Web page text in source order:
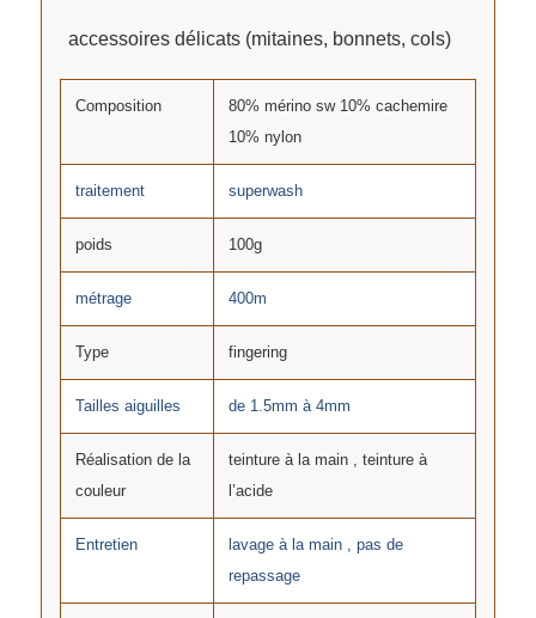
accessoires délicats (mitaines, bonnets, cols)
Composition
80% mérino sw 10% cachemire
10% nylon
traitement superwash
poids 100g
métrage 400m
Type fingering
Tailles aiguilles de 1.5mm à 4mm
Réalisation de la
couleur
teinture à la main , teinture à
l’acide
Entretien
lavage à la main , pas de
repassage